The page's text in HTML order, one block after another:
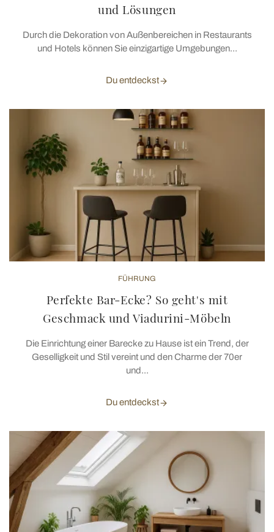
und Lösungen
Durch die Dekoration von Außenbereichen in Restaurants
und Hotels können Sie einzigartige Umgebungen...
Du entdeckst
FÜHRUNG
Perfekte Bar-Ecke? So geht's mit
Geschmack und Viadurini-Möbeln
Die Einrichtung einer Barecke zu Hause ist ein Trend, der
Geselligkeit und Stil vereint und den Charme der 70er
und...
Du entdeckst